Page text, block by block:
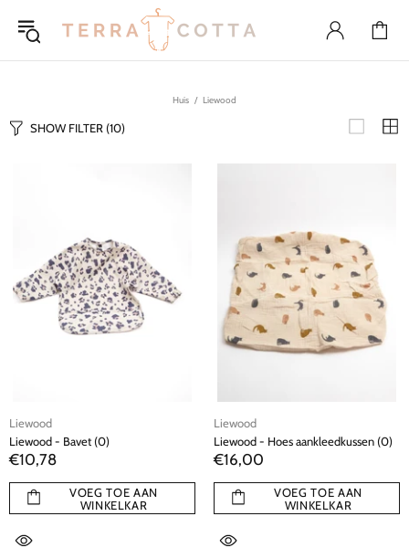
Huis Liewood
SHOW FILTER (10)
Liewood
Liewood - Bavet (0)
€10,78
VOEG TOE AAN
WINKELKAR
Liewood
Liewood - Hoes aankleedkussen (0)
€16,00
VOEG TOE AAN
WINKELKAR